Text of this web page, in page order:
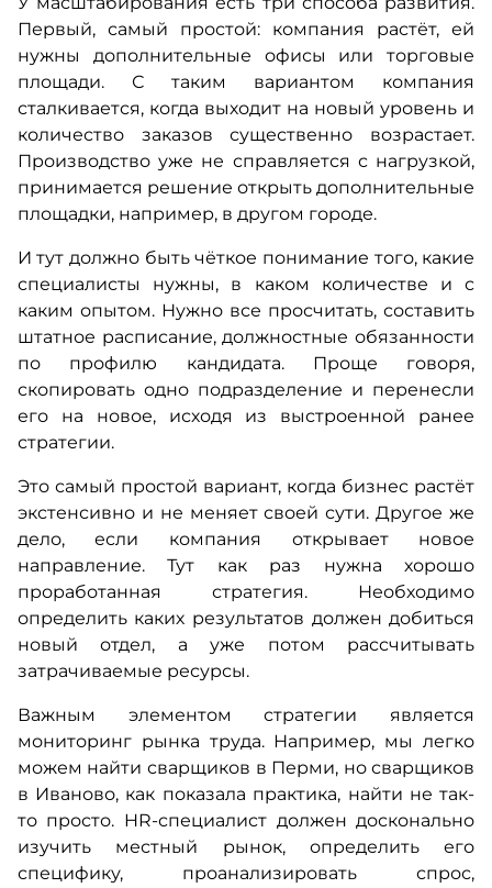
Первый, самый простой: компания растёт, ей
нужны дополнительные офисы или торговые
площади. С таким вариантом компания
сталкивается, когда выходит на новый уровень и
количество заказов существенно возрастает.
Производство уже не справляется с нагрузкой,
принимается решение открыть дополнительные
площадки, например, в другом городе.
И тут должно быть чёткое понимание того, какие
специалисты нужны, в каком количестве и с
каким опытом. Нужно все просчитать, составить
штатное расписание, должностные обязанности
по профилю кандидата. Проще говоря,
скопировать одно подразделение и перенесли
его на новое, исходя из выстроенной ранее
стратегии.
Это самый простой вариант, когда бизнес растёт
экстенсивно и не меняет своей сути. Другое же
дело, если компания открывает новое
направление. Тут как раз нужна хорошо
проработанная стратегия. Необходимо
определить каких результатов должен добиться
новый отдел, а уже потом рассчитывать
затрачиваемые ресурсы.
Важным элементом стратегии является
мониторинг рынка труда. Например, мы легко
можем найти сварщиков в Перми, но сварщиков
в Иваново, как показала практика, найти не так-
то просто. HR-специалист должен досконально
изучить местный рынок, определить его
специфику, проанализировать спрос,